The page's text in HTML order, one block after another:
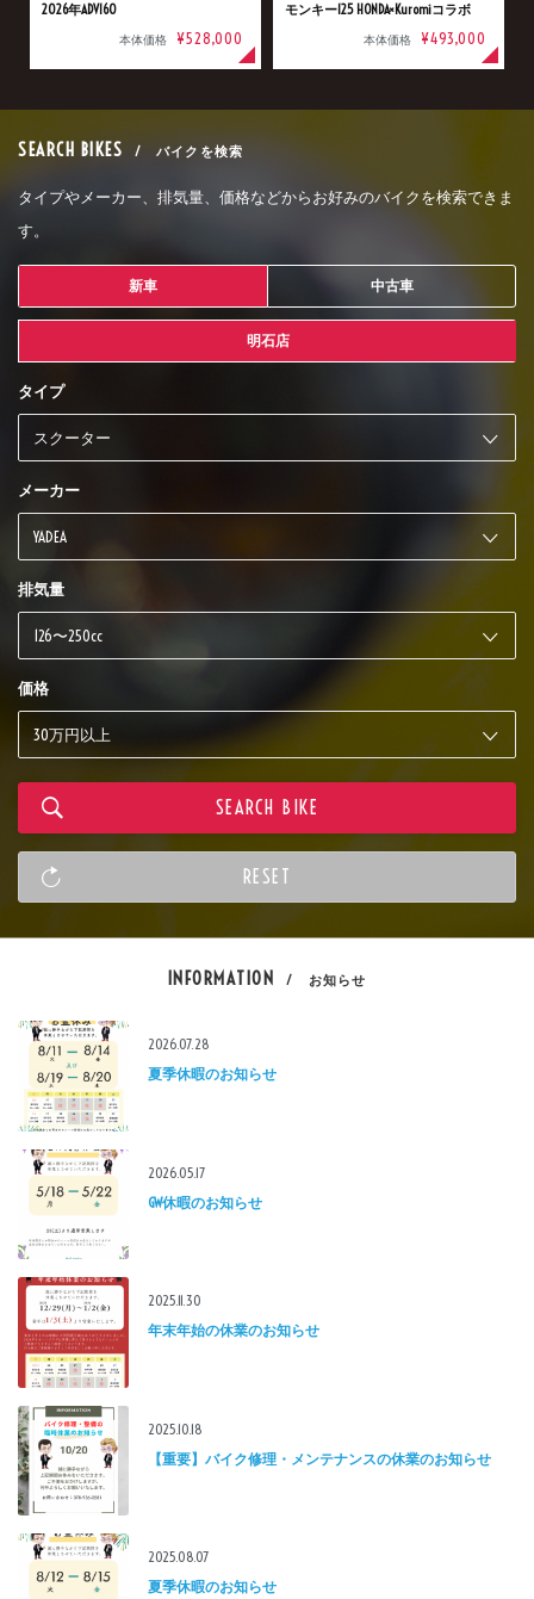
2026年ADV160
本体価格 ¥528,000
モンキー125 HONDA×Kuromiコラボ
本体価格 ¥493,000
SEARCH BIKES / バイクを検索
タイプやメーカー、排気量、価格などからお好みのバイクを検索できま
す。
新車 中古車
明石店
タイプ
メーカー
排気量
価格
INFORMATION / お知らせ
2026.07.28
夏季休暇のお知らせ
2026.05.17
GW休暇のお知らせ
2025.11.30
年末年始の休業のお知らせ
2025.10.18
【重要】バイク修理・メンテナンスの休業のお知らせ
2025.08.07
夏季休暇のお知らせ